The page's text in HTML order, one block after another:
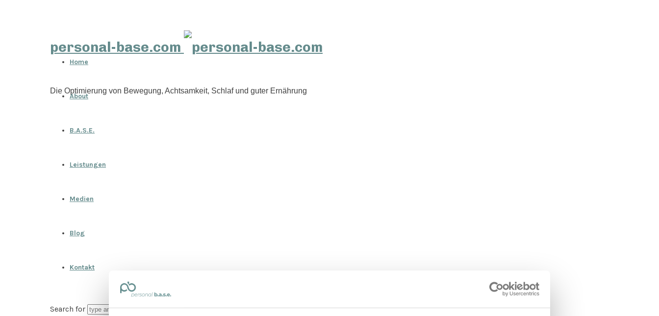
personal-base.com
Die Optimierung von Bewegung, Achtsamkeit, Schlaf und guter Ernährung
Home
About
B.A.S.E.
Leistungen
Medien
Blog
Kontakt
Search for